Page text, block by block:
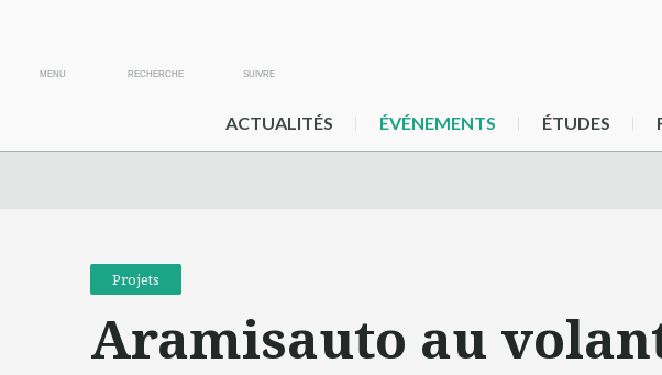
MENU RECHERCHE SUIVRE
ACTUALITÉS ÉVÉNEMENTS ÉTUDES
Projets
Aramisauto au